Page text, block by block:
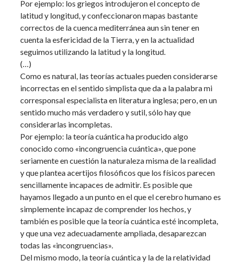
Por ejemplo: los griegos introdujeron el concepto de
latitud y longitud, y confeccionaron mapas bastante
correctos de la cuenca mediterránea aun sin tener en
cuenta la esfericidad de la Tierra, y en la actualidad
seguimos utilizando la latitud y la longitud.
(…)
Como es natural, las teorías actuales pueden considerarse
incorrectas en el sentido simplista que da a la palabra mi
corresponsal especialista en literatura inglesa; pero, en un
sentido mucho más verdadero y sutil, sólo hay que
considerarlas incompletas.
Por ejemplo: la teoría cuántica ha producido algo
conocido como «incongruencia cuántica», que pone
seriamente en cuestión la naturaleza misma de la realidad
y que plantea acertijos filosóficos que los físicos parecen
sencillamente incapaces de admitir. Es posible que
hayamos llegado a un punto en el que el cerebro humano es
simplemente incapaz de comprender los hechos, y
también es posible que la teoría cuántica esté incompleta,
y que una vez adecuadamente ampliada, desaparezcan
todas las «incongruencias».
Del mismo modo, la teoría cuántica y la de la relatividad